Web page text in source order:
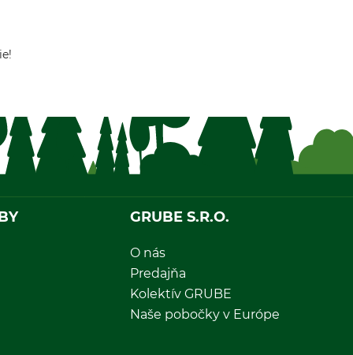
GRUBE S.R.O.
O nás
Predajňa
Kolektív GRUBE
Naše pobočky v Európe